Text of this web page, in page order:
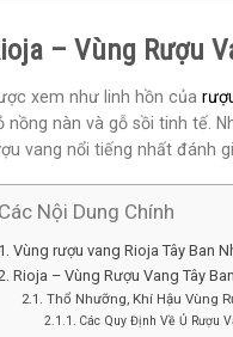
– Vùng Rượu
xem như linh hồn của
nồng nàn và gỗ sồi tinh tế.
vang nổi tiếng nhất đánh
Các Nội Dung Chính
Vùng rượu vang Rioja Tây Ban
Rioja – Vùng Rượu Vang Tây
Thổ Nhưỡng, Khí Hậu Vùng
Các Quy Định Về Ủ Rượu